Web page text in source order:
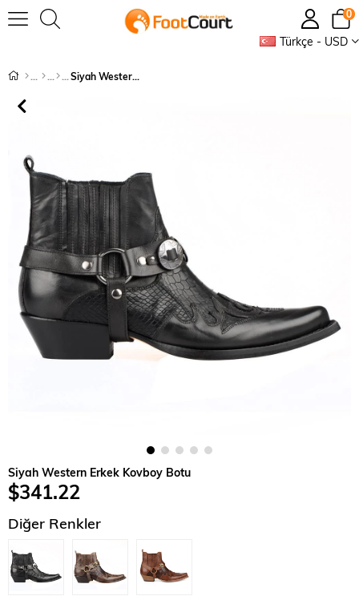
Türkçe - USD
0
Siyah Western Erkek Kovboy Botu
Siyah Western Erkek Kovboy Botu
$341.22
Diğer Renkler